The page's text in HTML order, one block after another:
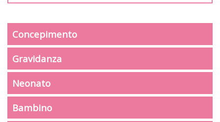
Concepimento
Gravidanza
Neonato
Bambino